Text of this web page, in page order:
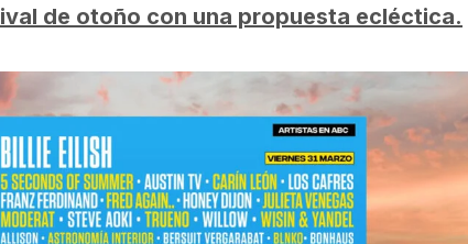
de otoño con una propuesta ecléctica.